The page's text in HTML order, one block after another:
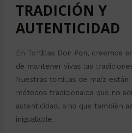
TRADICIÓN Y
AUTENTICIDAD
En Tortillas Don Pon, creemos
de mantener vivas las
Nuestras tortillas de maíz están
métodos tradicionales que no
autenticidad, sino que también
inigualable.